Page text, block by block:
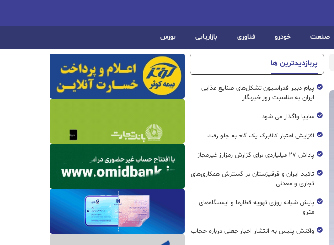
صنعت خودرو فناوری بازاریابی بورس
پربازدیدترین ها
پیام دبیر فدراسیون تشکل‌های صنایع غذایی
ایران به مناسبت روز خبرنگار
سایپا واگذار می شود
افزایش اعتبار کالابرگ یک گام به جلو رفت
پاداش ۲۷ میلیاردی برای گزارش رمزارز غیرمجاز
تاکید ایران و قرقیزستان بر گسترش همکاری‌های
تجاری و معدنی
پایش شبانه روزی تهویه قطار‌ها و ایستگاه‌های
مترو
واکنش پلیس به انتشار اخبار جعلی درباره حجاب